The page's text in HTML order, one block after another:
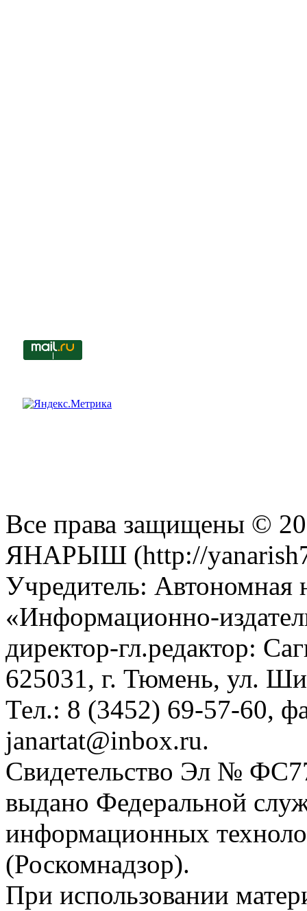
Все права защищены ©
ЯНАРЫШ (http://
Учредитель: Автономная
«Информационно-
директор-гл.редактор:
625031, г. Тюмень, ул.
Тел.: 8 (3452) 69-57-60,
janartat@inbox.ru.
Свидетельство Эл №
выдано Федеральной
информационных
(Роскомнадзор).
При использовании